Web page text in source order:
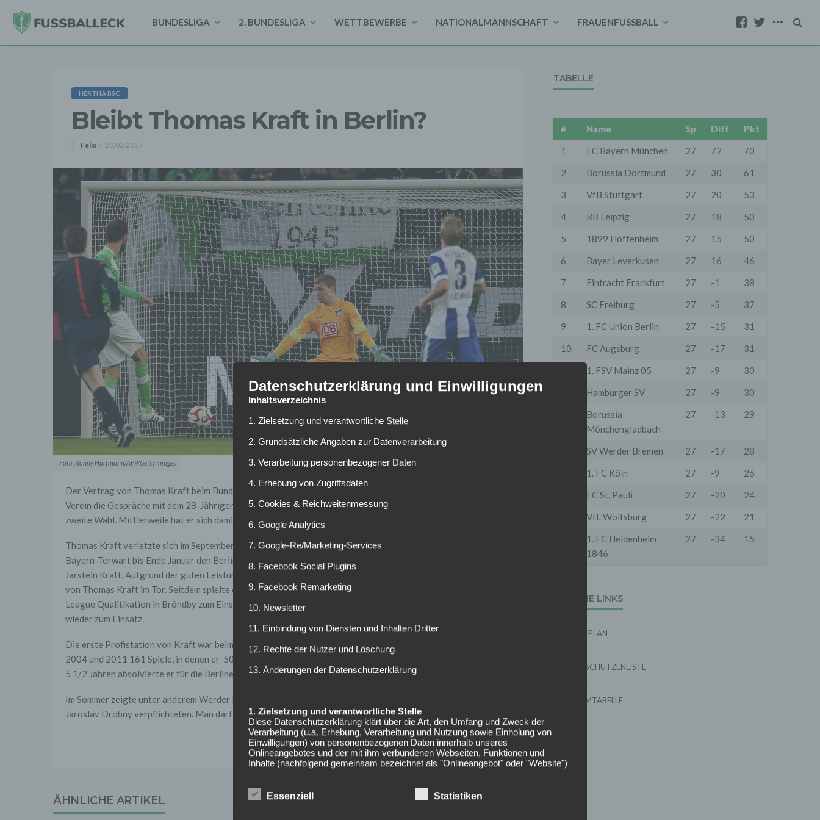
BUNDESLIGA 2. BUNDESLIGA WETTBEWERBE NATIONALMANNSCHAFT FRAUENFUSSBALL
HERTHA BSC
Bleibt Thomas Kraft in Berlin?
Felix 20.03.2017
Foto: Ronny Hartmann/AFP/Getty Images
Der Vertrag von Thomas Kraft beim Bundesligisten Hertha BSC Berlin läuft am Saisonende aus. Nun hat der
Verein die Gespräche mit dem 28-Jährigen aufgenommen. Momentan ist Kraft hinter Rune Jarstein nur noch
zweite Wahl. Mittlerweile hat er sich damit abgefunden und kann sich sogar weiterhin damit abfinden.
Thomas Kraft verletzte sich im September vorletzten Jahres an der Schulter. Daraufhin fiel er der ehemalige
Bayern-Torwart bis Ende Januar den Berlinern. Währenddessen vertrat der damaligae Ersatztorwart Rune
Jarstein Kraft. Aufgrund der guten Leistungen währenddessen bleib Jarstein auch nach der Wiedergenesung
von Thomas Kraft im Tor. Seitdem spielte er kaum noch. In dieser Saison kam Kraft nur im Hinspiel der Europa
League Qualitikation in Bröndby zum Einsatz. Dort verloren die Herthaner mit 3:1. Seitdem kam er noch nicht
wieder zum Einsatz.
Die erste Profistation von Kraft war beim Rekordmeister FC Bayern München. Dort absolvierte er zwischen
2004 und 2011 161 Spiele, in denen er 50 Mal zu Null spielte. 2011 wechselte er dann zur Hertha. In den bisher
5 1/2 Jahren absolvierte er für die Berliner 142 Spiele. Dort blieb er 41 Mal zu Null.
Im Sommer zeigte unter anderem Werder Bremen Interesse am 28-Jährigen, die aber letztendlich im Sommer
Jaroslav Drobny verpflichteten. Man darf gespannt sein, wo Thomas Kraft nächste Saison spielen wird.
ÄHNLICHE ARTIKEL
TABELLE
# Name Sp Diff
Pkt
1
FC Bayern München 27 72
70
2
Borussia Dortmund 27 30
61
3
VfB Stuttgart 27 20
53
4
RB Leipzig 27 18
50
5
1899 Hoffenheim 27 15
50
6
Bayer Leverkusen 27 16
46
7
Eintracht Frankfurt 27 -1
38
8
SC Freiburg 27 -5
37
9
1. FC Union Berlin 27 -15
31
10
FC Augsburg 27 -17
31
1. FSV Mainz 05 27 -9
30
Hamburger SV 27 -9
30
Borussia
Mönchengladbach
27 -13 29
SV Werder Bremen 27 -17
28
1. FC Köln 27 -9
26
FC St. Pauli 27 -20
24
VfL Wolfsburg 27 -22
21
1. FC Heidenheim
1846
27 -34 15
EXTERNE LINKS
SPIELPLAN
TORSCHÜTZENLISTE
FORMTABELLE
Datenschutzerklärung und Einwilligungen
Inhaltsverzeichnis
1. Zielsetzung und verantwortliche Stelle
2. Grundsätzliche Angaben zur Datenverarbeitung
3. Verarbeitung personenbezogener Daten
4. Erhebung von Zugriffsdaten
5. Cookies & Reichweitenmessung
6. Google Analytics
7. Google-Re/Marketing-Services
8. Facebook Social Plugins
9. Facebook Remarketing
10. Newsletter
11. Einbindung von Diensten und Inhalten Dritter
12. Rechte der Nutzer und Löschung
13. Änderungen der Datenschutzerklärung
1. Zielsetzung und verantwortliche Stelle
Diese Datenschutzerklärung klärt über die Art, den Umfang und Zweck der
Verarbeitung (u.a. Erhebung, Verarbeitung und Nutzung sowie Einholung von
Einwilligungen) von personenbezogenen Daten innerhalb unseres
Onlineangebotes und der mit ihm verbundenen Webseiten, Funktionen und
Inhalte (nachfolgend gemeinsam bezeichnet als "Onlineangebot" oder "Website")
Onlineangebot ausgeführt wird.
Essenziell Statistiken